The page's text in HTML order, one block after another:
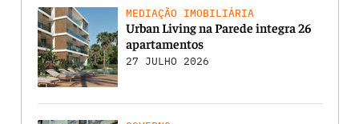
MEDIAÇÃO IMOBILIÁRIA
Urban Living na Parede integra 26
apartamentos
27 JULHO 2026